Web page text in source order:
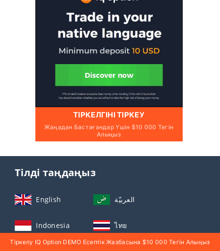
ТІРКЕЛГІНІ ТІРКЕУ
Жаңадан Бастағандар Үшін $10 000 Тегін
Алыңыз
Тілді таңдаңыз
English العربيّة
Indonesia ไทย
Тіркелу IQ Option DEMO Есептік Жазбасына $10 000 Тегін Алыңыз